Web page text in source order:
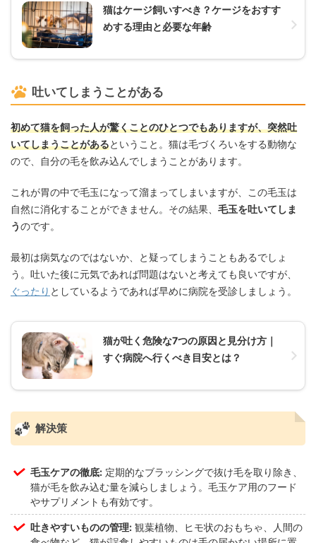
猫はケージ飼いすべき？ケージをおすす
めする理由と必要な年齢
吐いてしまうことがある
初めて猫を飼った人が驚くことのひとつでもありますが、突然吐
いてしまうことがあるということ。猫は毛づくろいをする動物な
ので、自分の毛を飲み込んでしまうことがあります。
これが胃の中で毛玉になって溜まってしまいますが、この毛玉は
自然に消化することができません。その結果、 毛玉を吐いてしま
うのです。
最初は病気なのではないか、と疑ってしまうこともあるでしょ
う。吐いた後に元気であれば問題はないと考えても良いですが、
ぐったり としているようであれば早めに病院を受診しましょう。
猫が吐く危険な7つの原因と見分け方｜
すぐ病院へ行くべき目安とは？
解決策
毛玉ケアの徹底: 定期的なブラッシングで抜け毛を取り除き、
猫が毛を飲み込む量を減らしましょう。毛玉ケア用のフード
やサプリメントも有効です。
吐きやすいものの管理: 観葉植物、ヒモ状のおもちゃ、人間の